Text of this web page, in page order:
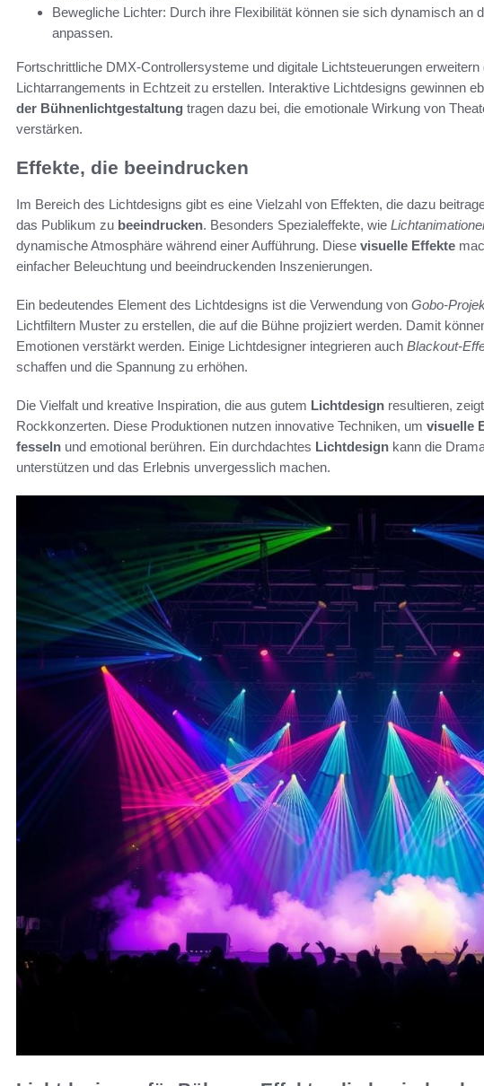
Bewegliche Lichter: Durch ihre Flexibilität können sie sich dynamisch an
anpassen.
Fortschrittliche DMX-Controllersysteme und digitale Lichtsteuerungen
Lichtarrangements in Echtzeit zu erstellen. Interaktive Lichtdesigns gewinnen
der Bühnenlichtgestaltung tragen dazu bei, die emotionale Wirkung von
verstärken.
Effekte, die beeindrucken
Im Bereich des Lichtdesigns gibt es eine Vielzahl von Effekten, die dazu
das Publikum zu beeindrucken. Besonders Spezialeffekte, wie
dynamische Atmosphäre während einer Aufführung. Diese visuelle Effekte
einfacher Beleuchtung und beeindruckenden Inszenierungen.
Ein bedeutendes Element des Lichtdesigns ist die Verwendung von Gobo-
Lichtfiltern Muster zu erstellen, die auf die Bühne projiziert werden. Damit
Emotionen verstärkt werden. Einige Lichtdesigner integrieren auch Blackout-
schaffen und die Spannung zu erhöhen.
Die Vielfalt und kreative Inspiration, die aus gutem Lichtdesign resultieren,
Rockkonzerten. Diese Produktionen nutzen innovative Techniken, um visuelle
fesseln und emotional berühren. Ein durchdachtes Lichtdesign kann die
unterstützen und das Erlebnis unvergesslich machen.